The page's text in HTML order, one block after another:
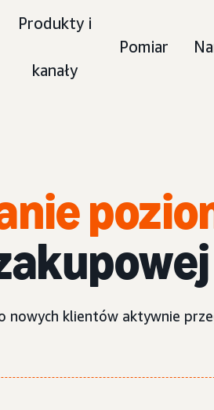
Produkty i
kanały
Pomiar
nowych klientów aktywnie